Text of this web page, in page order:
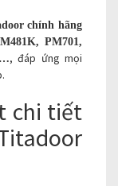
chính hãng
PM701,
, đáp ứng mọi
chi tiết